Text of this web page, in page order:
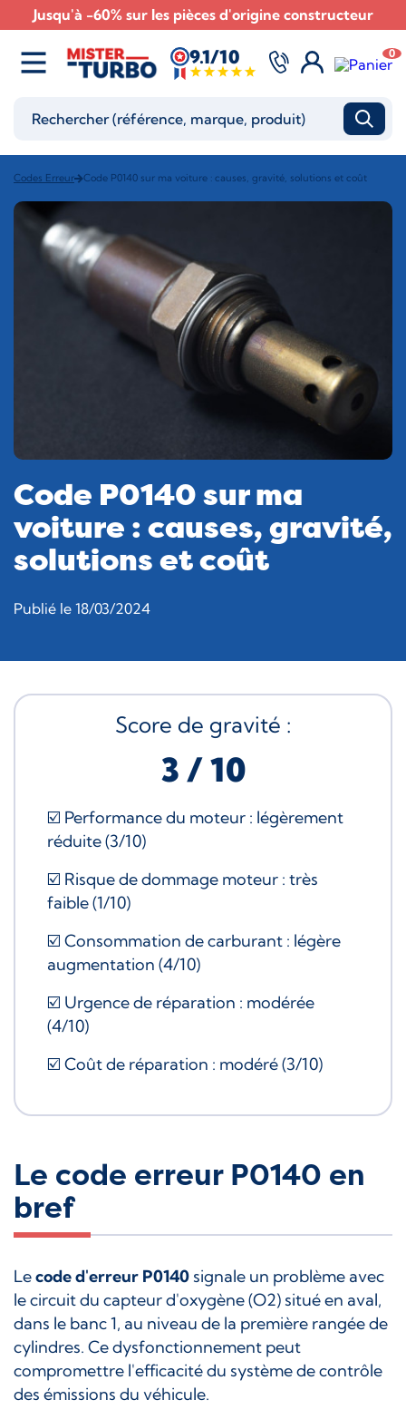
Jusqu'à -60% sur les pièces d'origine constructeur
9.1/10 0
Codes Erreur Code P0140 sur ma voiture : causes, gravité, solutions et coût
Code P0140 sur ma
voiture : causes, gravité,
solutions et coût
Publié le 18/03/2024
Score de gravité :
3 / 10
☑️ Performance du moteur : légèrement
réduite (3/10)
☑️ Risque de dommage moteur : très
faible (1/10)
☑️ Consommation de carburant : légère
augmentation (4/10)
☑️ Urgence de réparation : modérée
(4/10)
☑️ Coût de réparation : modéré (3/10)
Le code erreur P0140 en
bref
Lecode d'erreur P0140 signale un problème avec
le circuit du capteur d'oxygène (O2) situé en aval,
dans le banc 1, au niveau de la première rangée de
cylindres. Ce dysfonctionnement peut
compromettre l'efficacité du système de contrôle
des émissions du véhicule.